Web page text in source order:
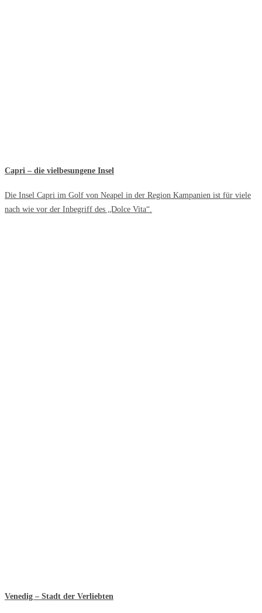
Capri – die vielbesungene Insel
Die Insel Capri im Golf von Neapel in der Region Kampanien ist für viele
nach wie vor der Inbegriff des „Dolce Vita“.
Venedig – Stadt der Verliebten